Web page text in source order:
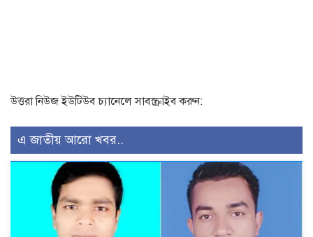
উত্তরা নিউজ ইউটিউব চ্যানেলে সাবস্ক্রাইব করুন:
এ জাতীয় আরো খবর..